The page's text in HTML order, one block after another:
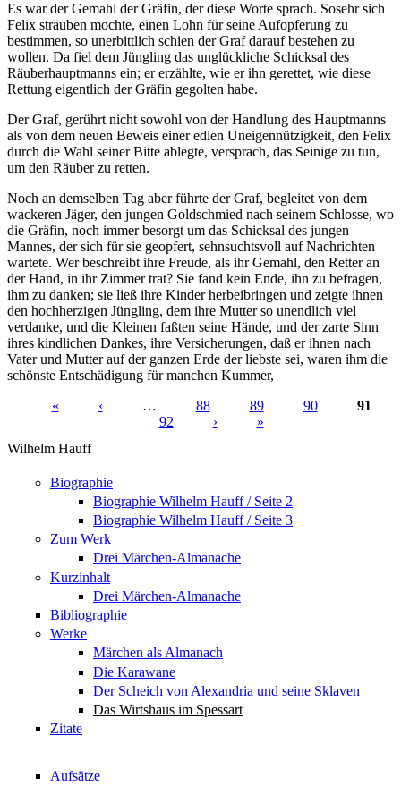
Es war der Gemahl der Gräfin, der diese Worte sprach. Sosehr sich
Felix sträuben mochte, einen Lohn für seine Aufopferung zu
bestimmen, so unerbittlich schien der Graf darauf bestehen zu
wollen. Da fiel dem Jüngling das unglückliche Schicksal des
Räuberhauptmanns ein; er erzählte, wie er ihn gerettet, wie diese
Rettung eigentlich der Gräfin gegolten habe.
Der Graf, gerührt nicht sowohl von der Handlung des Hauptmanns
als von dem neuen Beweis einer edlen Uneigennützigkeit, den Felix
durch die Wahl seiner Bitte ablegte, versprach, das Seinige zu tun,
um den Räuber zu retten.
Noch an demselben Tag aber führte der Graf, begleitet von dem
wackeren Jäger, den jungen Goldschmied nach seinem Schlosse, wo
die Gräfin, noch immer besorgt um das Schicksal des jungen
Mannes, der sich für sie geopfert, sehnsuchtsvoll auf Nachrichten
wartete. Wer beschreibt ihre Freude, als ihr Gemahl, den Retter an
der Hand, in ihr Zimmer trat? Sie fand kein Ende, ihn zu befragen,
ihm zu danken; sie ließ ihre Kinder herbeibringen und zeigte ihnen
den hochherzigen Jüngling, dem ihre Mutter so unendlich viel
verdanke, und die Kleinen faßten seine Hände, und der zarte Sinn
ihres kindlichen Dankes, ihre Versicherungen, daß er ihnen nach
Vater und Mutter auf der ganzen Erde der liebste sei, waren ihm die
schönste Entschädigung für manchen Kummer,
« ‹ … 88 89 90
91
92
›
»
Wilhelm Hauff
Biographie
Biographie Wilhelm Hauff / Seite 2
Biographie Wilhelm Hauff / Seite 3
Zum Werk
Drei Märchen-Almanache
Kurzinhalt
Drei Märchen-Almanache
Bibliographie
Werke
Märchen als Almanach
Die Karawane
Der Scheich von Alexandria und seine Sklaven
Das Wirtshaus im Spessart
Zitate
Aufsätze